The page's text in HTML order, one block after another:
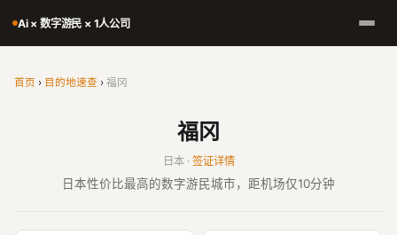
Ai × 数字游民 × 1人公司
首页 › 目的地速查 › 福冈
福冈
日本 · 签证详情
日本性价比最高的数字游民城市，距机场仅10分钟